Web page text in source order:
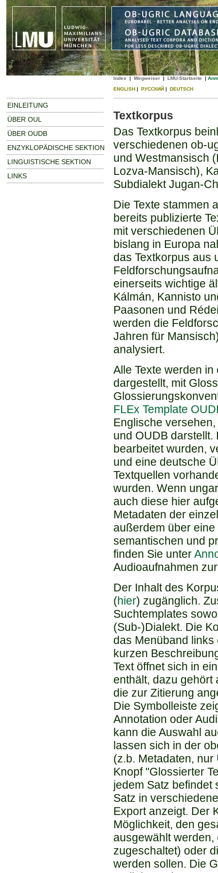
Index | Wegweiser| LMU-Startseite |
ENGLISH| РУССКИЙ| DEUTSCH
EINLEITUNG
ÜBER OUL
ÜBER OUDB
ENZYKLOPÄDISCHE SEKTION
LINGUISTISCHE SEKTION
LINKS
Textkorpus
Das Textkorpus
verschiedenen ob-
und Westmansisch
Lozva-Mansisch),
Subdialekt Jugan-
Die Texte stammen
bereits publizierte
mit verschiedenen
bislang in Europa
das Textkorpus aus
einerseits wichtige
Kálmán, Kannisto
Paasonen und
werden die
Jahren für
analysiert.
Alle Texte werden
dargestellt, mit
FLEx Template
Englische
und OUDB darstellt.
bearbeitet wurden,
und eine deutsche
Textquellen
wurden. Wenn
auch diese hier
Metadaten der
außerdem über
semantischen und
finden Sie unter
Audioaufnahmen
Der Inhalt des
(hier) zugänglich.
Suchtemplates
(Sub-)Dialekt. Die
das Menüband
kurzen
Text öffnet sich in
enthält, dazu gehört
die zur Zitierung
Die Symbolleiste
Annotation oder
kann die Auswahl
lassen sich in der
(z.b. Metadaten,
Knopf "Glossierter
jedem Satz befindet
Satz in
Export anzeigt. Der
Möglichkeit, den
ausgewählt werden,
zugeschaltet) oder
werden sollen. Die